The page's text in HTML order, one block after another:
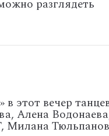
разглядеть
вечер
Алена
Милана